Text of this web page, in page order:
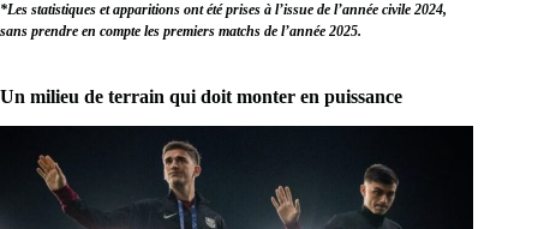
*Les statistiques et apparitions ont été prises à l’issue de l’année civile 2024,
sans prendre en compte les premiers matchs de l’année 2025.
Un milieu de terrain qui doit monter en puissance